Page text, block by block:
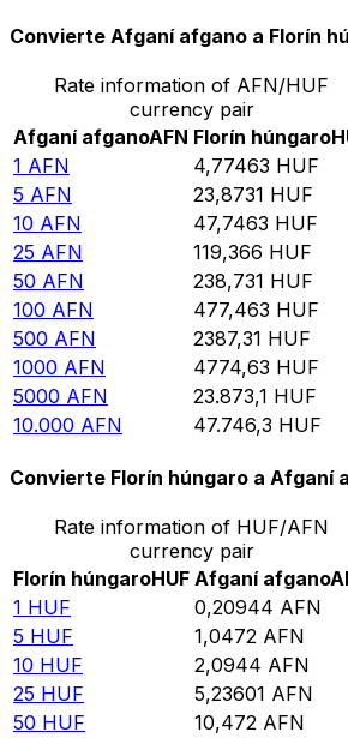
Convierte Afganí afgano a Florín
Rate information of AFN/HUF
currency pair
Afganí afganoAFN Florín húngaro
1 AFN 4,77463 HUF
5 AFN 23,8731 HUF
10 AFN 47,7463 HUF
25 AFN 119,366 HUF
50 AFN 238,731 HUF
100 AFN 477,463 HUF
500 AFN 2387,31 HUF
1000 AFN 4774,63 HUF
5000 AFN 23.873,1 HUF
10.000 AFN 47.746,3 HUF
Convierte Florín húngaro a Afganí
Rate information of HUF/AFN
currency pair
Florín húngaroHUF Afganí afgano
1 HUF 0,20944 AFN
5 HUF 1,0472 AFN
10 HUF 2,0944 AFN
25 HUF 5,23601 AFN
50 HUF 10,472 AFN